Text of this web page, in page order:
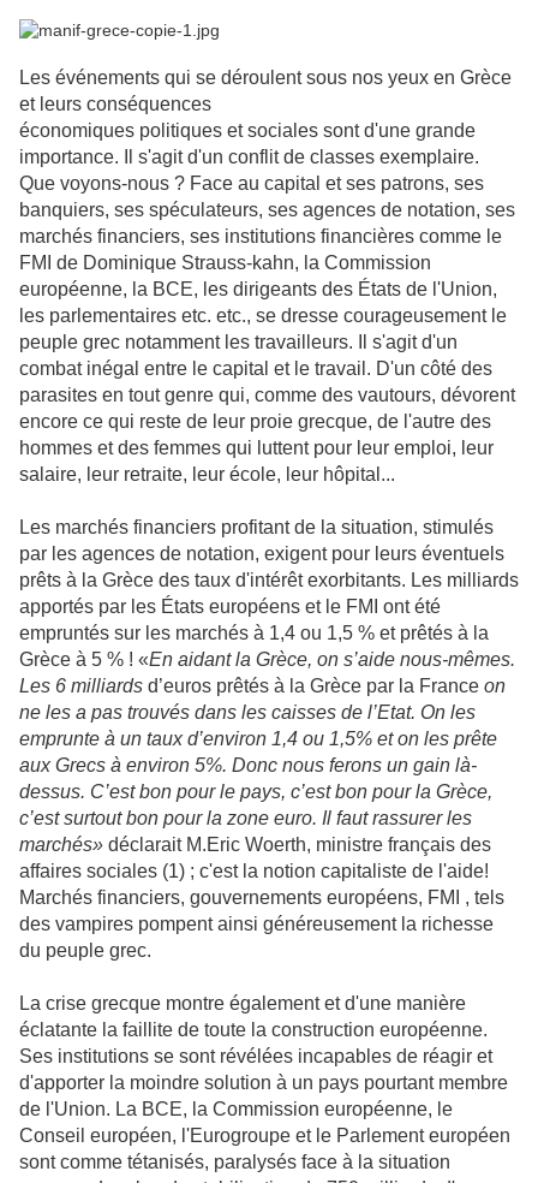
Les événements qui se déroulent sous nos yeux en Grèce
et leurs conséquences
économiques politiques et sociales sont d'une grande
importance. Il s'agit d'un conflit de classes exemplaire.
Que voyons-nous ? Face au capital et ses patrons, ses
banquiers, ses spéculateurs, ses agences de notation, ses
marchés financiers, ses institutions financières comme le
FMI de Dominique Strauss-kahn, la Commission
européenne, la BCE, les dirigeants des États de l'Union,
les parlementaires etc. etc., se dresse courageusement le
peuple grec notamment les travailleurs. Il s'agit d'un
combat inégal entre le capital et le travail. D'un côté des
parasites en tout genre qui, comme des vautours, dévorent
encore ce qui reste de leur proie grecque, de l'autre des
hommes et des femmes qui luttent pour leur emploi, leur
salaire, leur retraite, leur école, leur hôpital...
Les marchés financiers profitant de la situation, stimulés
par les agences de notation, exigent pour leurs éventuels
prêts à la Grèce des taux d'intérêt exorbitants. Les milliards
apportés par les États européens et le FMI ont été
empruntés sur les marchés à 1,4 ou 1,5 % et prêtés à la
Grèce à 5 % ! «En aidant la Grèce, on s’aide nous-mêmes.
Les 6 milliards d’euros prêtés à la Grèce par la France on
ne les a pas trouvés dans les caisses de l’Etat. On les
emprunte à un taux d’environ 1,4 ou 1,5% et on les prête
aux Grecs à environ 5%. Donc nous ferons un gain là-
dessus. C’est bon pour le pays, c’est bon pour la Grèce,
c’est surtout bon pour la zone euro. Il faut rassurer les
marchés» déclarait M.Eric Woerth, ministre français des
affaires sociales (1) ; c'est la notion capitaliste de l'aide!
Marchés financiers, gouvernements européens, FMI , tels
des vampires pompent ainsi généreusement la richesse
du peuple grec.
La crise grecque montre également et d'une manière
éclatante la faillite de toute la construction européenne.
Ses institutions se sont révélées incapables de réagir et
d'apporter la moindre solution à un pays pourtant membre
de l'Union. La BCE, la Commission européenne, le
Conseil européen, l'Eurogroupe et le Parlement européen
sont comme tétanisés, paralysés face à la situation